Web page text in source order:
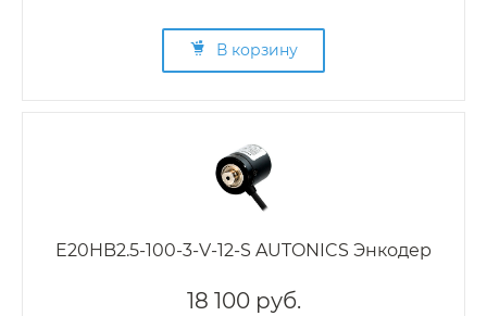
В корзину
E20HB2.5-100-3-V-12-S AUTONICS Энкодер
18 100 руб.